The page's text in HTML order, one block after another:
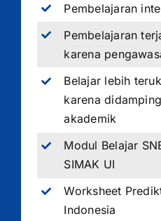
Pembelajaran
Pembelajaran
karena
Belajar lebih
karena
akademik
Modul Belajar
SIMAK UI
Worksheet
Indonesia